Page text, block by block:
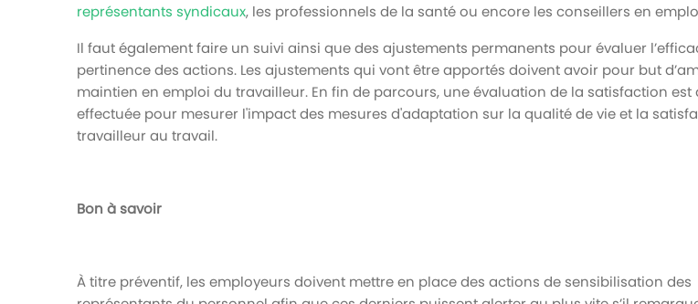
représentants syndicaux, les professionnels de la santé ou encore les conseillers en
Il faut également faire un suivi ainsi que des ajustements permanents pour évaluer
pertinence des actions. Les ajustements qui vont être apportés doivent avoir pour but
maintien en emploi du travailleur. En fin de parcours, une évaluation de la satisfaction est
effectuée pour mesurer l'impact des mesures d'adaptation sur la qualité de vie et la
travailleur au travail.
Bon à savoir
À titre préventif, les employeurs doivent mettre en place des actions de sensibilisation des